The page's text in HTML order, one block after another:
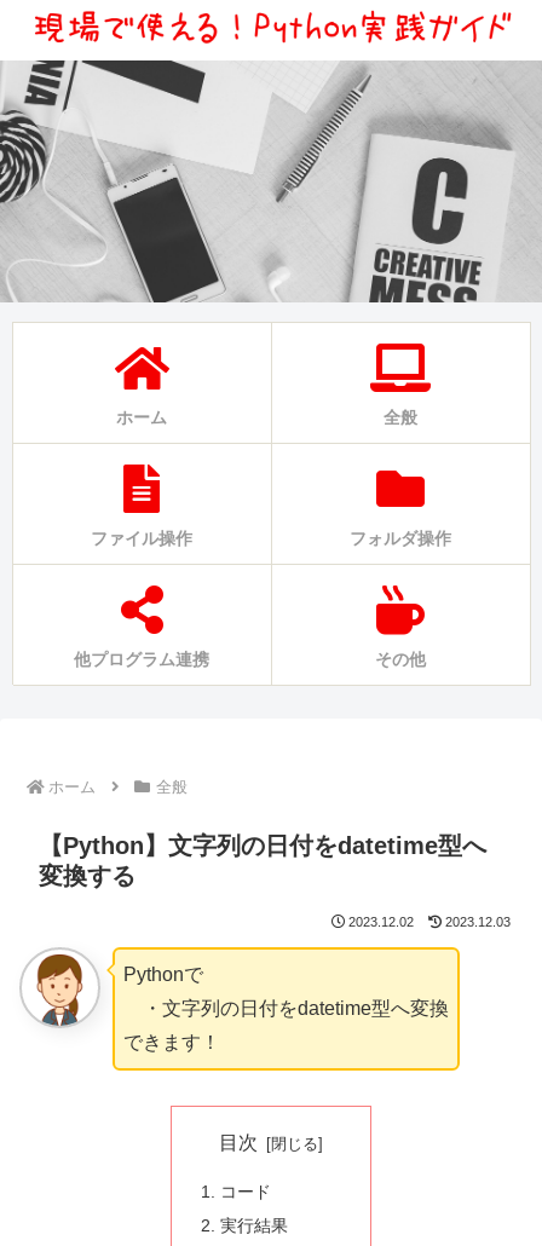
ホーム 全般
ファイル操作 フォルダ操作
他プログラム連携 その他
ホーム 全般
【Python】文字列の日付をdatetime型へ
変換する
2023.12.02 2023.12.03
Pythonで
・文字列の日付をdatetime型へ変換
できます！
目次
コード
実行結果